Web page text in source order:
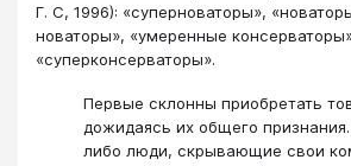
Г. С, 1996): «суперноваторы»,
новаторы», «умеренные
«суперконсерваторы».
Первые склонны приобретать
дожидаясь их общего
либо люди, скрывающие свои